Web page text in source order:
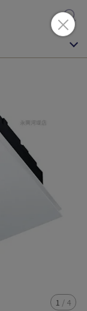
1 / 4